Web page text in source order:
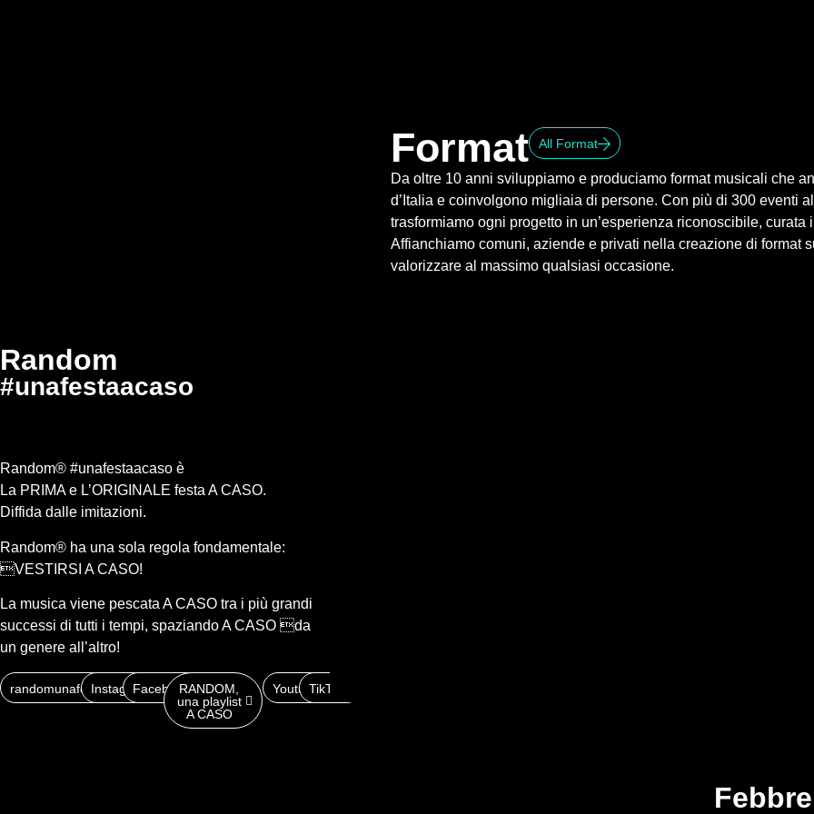
Format All Format
Da oltre 10 anni sviluppiamo e produciamo format musicali che
d’Italia e coinvolgono migliaia di persone. Con più di 300 eventi
trasformiamo ogni progetto in un’esperienza riconoscibile, curata
Affianchiamo comuni, aziende e privati nella creazione di format
valorizzare al massimo qualsiasi occasione.
Random
#unafestaacaso
Random® #unafestaacaso è
La PRIMA e L’ORIGINALE festa A CASO.
Diffida dalle imitazioni.
Random® ha una sola regola fondamentale:
VESTIRSI A CASO!
La musica viene pescata A CASO tra i più grandi
successi di tutti i tempi, spaziando A CASO da
un genere all’altro!
randomunafestaacaso.it
InstagramFacebookRANDOM,
una playlist
A CASO
YoutubeTikTok